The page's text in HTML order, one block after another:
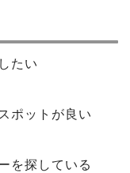
たい
ポットが良い
を探している